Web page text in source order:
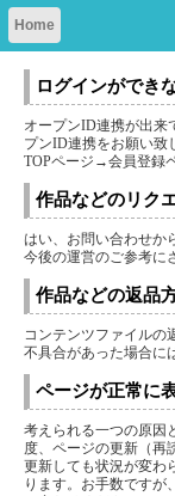
Home
ログインができ
オープンID連携が出来
プンID連携をお願い致
TOPページ→会員登録
作品などのリク
はい、お問い合わせか
今後の運営のご参考に
作品などの返品
コンテンツファイルの
不具合があった場合に
ページが正常に
考えられる一つの原因
度、ページの更新（再
更新しても状況が変わ
ります。お手数ですが